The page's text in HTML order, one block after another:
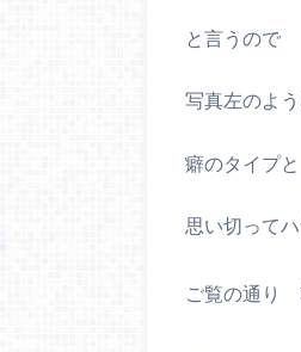
と言うので
写真左のよ
癖のタイプ
思い切って
ご覧の通り